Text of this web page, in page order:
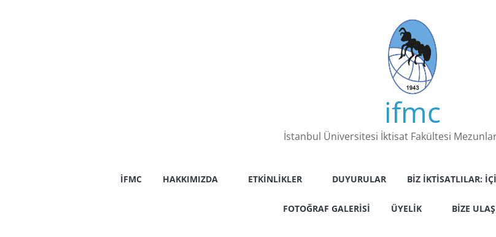
ifmc
İstanbul Üniversitesi İktisat Fakültesi
İFMC HAKKIMIZDA ETKINLIKLER DUYURULAR BIZ İKTISATLILAR:
FOTOĞRAF GALERISI ÜYELIK BIZE